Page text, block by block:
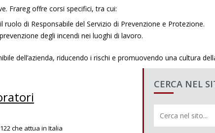
Frareg offre corsi specifici, tra cui:
di Responsabile del Servizio di Prevenzione e Protezione.
degli incendi nei luoghi di lavoro.
dell’azienda, riducendo i rischi e promuovendo una cultura
che attua in Italia
CERCA NEL